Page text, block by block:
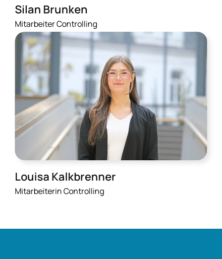
Silan Brunken
Mitarbeiter Controlling
Louisa Kalkbrenner
Mitarbeiterin Controlling